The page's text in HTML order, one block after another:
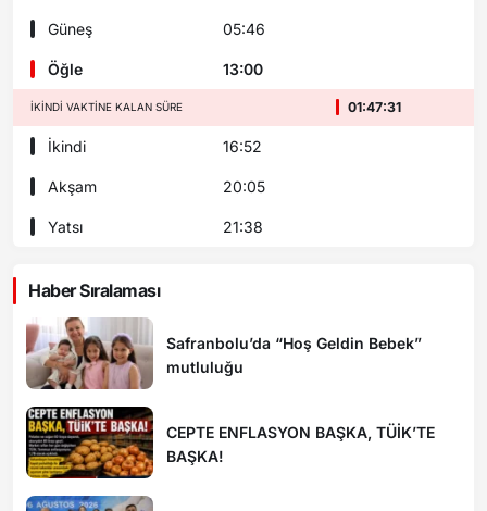
Güneş 05:46
Öğle 13:00
İKINDI VAKTINE KALAN SÜRE 01:47:29
İkindi 16:52
Akşam 20:05
Yatsı 21:38
Haber Sıralaması
Safranbolu’da “Hoş Geldin Bebek”
mutluluğu
CEPTE ENFLASYON BAŞKA, TÜİK’TE
BAŞKA!